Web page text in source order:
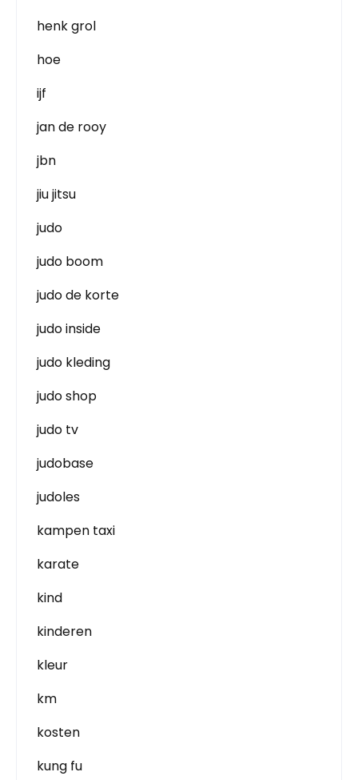
henk grol
hoe
ijf
jan de rooy
jbn
jiu jitsu
judo
judo boom
judo de korte
judo inside
judo kleding
judo shop
judo tv
judobase
judoles
kampen taxi
karate
kind
kinderen
kleur
km
kosten
kung fu